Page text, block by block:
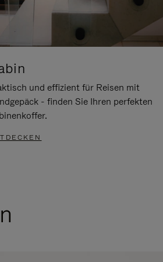
und effizient für Reisen mit
- finden Sie Ihren perfekten